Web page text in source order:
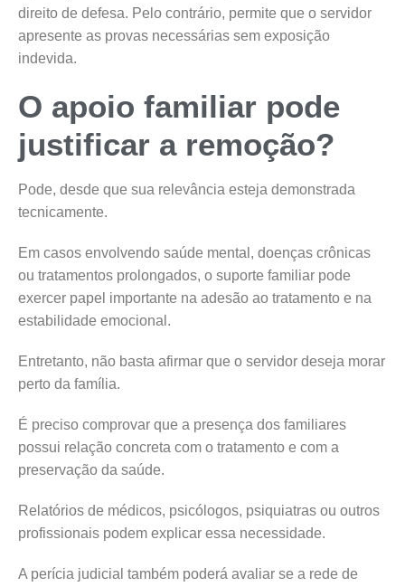
direito de defesa. Pelo contrário, permite que o servidor
apresente as provas necessárias sem exposição
indevida.
O apoio familiar pode
justificar a remoção?
Pode, desde que sua relevância esteja demonstrada
tecnicamente.
Em casos envolvendo saúde mental, doenças crônicas
ou tratamentos prolongados, o suporte familiar pode
exercer papel importante na adesão ao tratamento e na
estabilidade emocional.
Entretanto, não basta afirmar que o servidor deseja morar
perto da família.
É preciso comprovar que a presença dos familiares
possui relação concreta com o tratamento e com a
preservação da saúde.
Relatórios de médicos, psicólogos, psiquiatras ou outros
profissionais podem explicar essa necessidade.
A perícia judicial também poderá avaliar se a rede de